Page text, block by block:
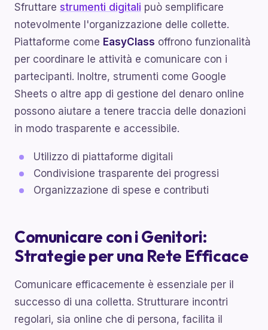
Sfruttare strumenti digitali può semplificare
notevolmente l'organizzazione delle collette.
Piattaforme come EasyClass offrono funzionalità
per coordinare le attività e comunicare con i
partecipanti. Inoltre, strumenti come Google
Sheets o altre app di gestione del denaro online
possono aiutare a tenere traccia delle donazioni
in modo trasparente e accessibile.
Utilizzo di piattaforme digitali
Condivisione trasparente dei progressi
Organizzazione di spese e contributi
Comunicare con i Genitori:
Strategie per una Rete Efficace
Comunicare efficacemente è essenziale per il
successo di una colletta. Strutturare incontri
regolari, sia online che di persona, facilita il